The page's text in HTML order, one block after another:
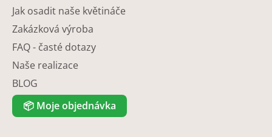
Jak osadit naše květináče
Zakázková výroba
FAQ - časté dotazy
Naše realizace
BLOG
📦 Moje objednávka